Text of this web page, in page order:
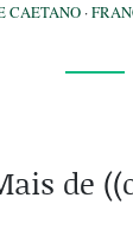
CAETANO ·
de